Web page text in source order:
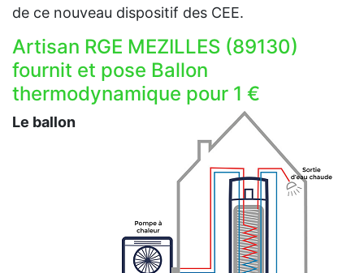
de ce nouveau dispositif des CEE.
Artisan RGE MEZILLES (89130)
fournit et pose Ballon
thermodynamique pour 1 €
Le ballon